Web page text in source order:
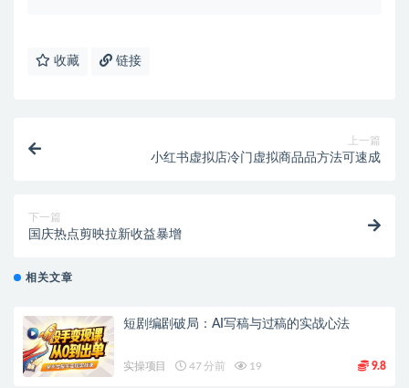
收藏 链接
上一篇
小红书虚拟店冷门虚拟商品品方法可速成
下一篇
国庆热点剪映拉新收益暴增
相关文章
短剧编剧破局：AI写稿与过稿的实战心法
实操项目 47 分前 19 9.8